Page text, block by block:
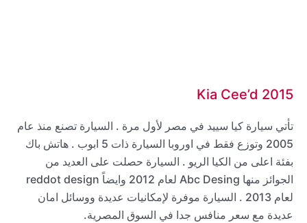
Kia Cee’d 2015
تأتي سيارة كيا سييد في مصر لأول مرة . السيارة تصنع منذ عام
2005 وتوزع فقط في اوروبا السيارة ذات 5 ابوب . هاتش باك
بفئة اعلى من الكيا الريو . السيارة حصلت على العديد من
الجوائز منها Abc Desing لعام 2012 وايضاً reddot design
لعام 2013 . السيارة موفرة لإمكانيات عديدة ووسائل امان
عديدة مع سعر منافس جدا في السوق المصرية.